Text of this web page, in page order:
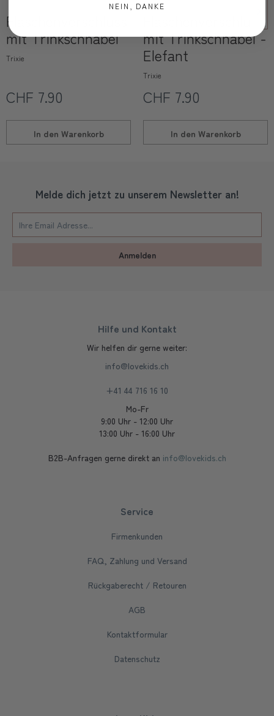
Flaschenverschluss
mit Trinkschnabel
Trixie
CHF 7.90
In den Warenkorb
mit Trinkschnabel -
Elefant
Trixie
CHF 7.90
In den Warenkorb
Melde dich jetzt zu unserem Newsletter an!
Anmelden
Hilfe und Kontakt
Wir helfen dir gerne weiter:
info@lovekids.ch
+41 44 716 16 10
Mo-Fr
9:00 Uhr - 12:00 Uhr
13:00 Uhr - 16:00 Uhr
B2B-Anfragen gerne direkt an info@lovekids.ch
Service
Firmenkunden
FAQ, Zahlung und Versand
Rückgaberecht / Retouren
AGB
Kontaktformular
Datenschutz
NEIN, DANKE